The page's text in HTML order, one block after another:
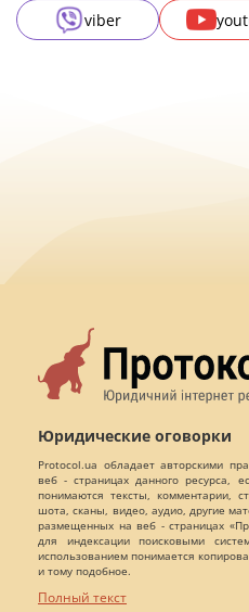
viber
Юридические оговорки
Protocol.ua обладает авторскими
веб - страницах данного ресурса,
понимаются тексты, комментарии,
шота, сканы, видео, аудио, другие
размещенных на веб - страницах
для индексации поисковыми
использованием понимается
и тому подобное.
Полный текст